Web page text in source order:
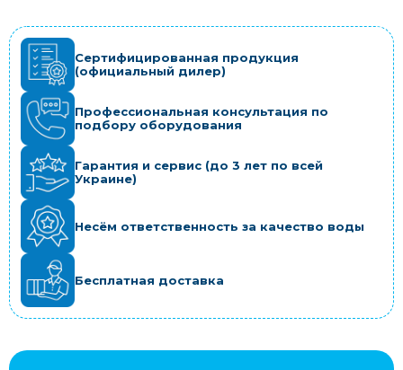
Сертифицированная продукция
(официальный дилер)
Профессиональная консультация по
подбору оборудования
Гарантия и сервис (до 3 лет по всей
Украине)
Несём ответственность за качество воды
Бесплатная доставка